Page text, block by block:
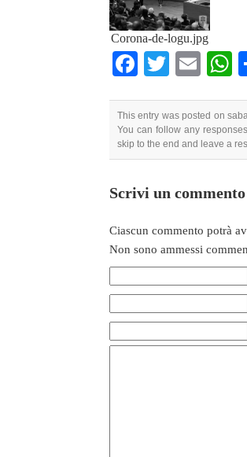
Corona-de-logu.jpg
Facebook
Twitter
This entry was posted on
You can follow any
skip to the end and leave a
Scrivi un commento
Ciascun commento potrà
Non sono ammessi